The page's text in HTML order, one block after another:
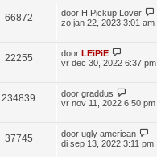
66872 door H Pickup Lover
zo jan 22, 2023 3:01 am
22255 door LEiPiE
vr dec 30, 2022 6:37 pm
234839 door graddus
vr nov 11, 2022 6:50 pm
37745 door ugly american
di sep 13, 2022 3:11 pm